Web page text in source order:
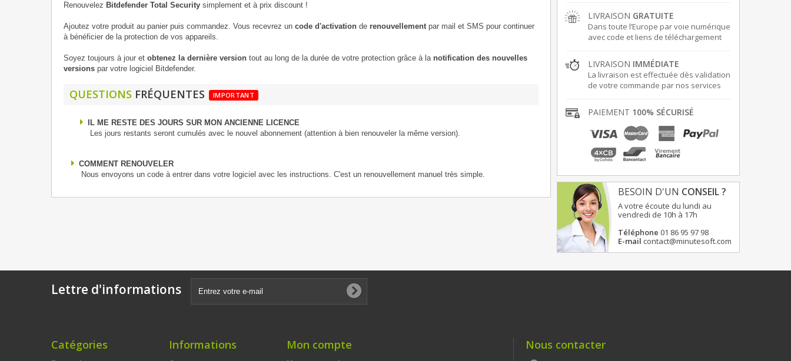
Renouvelez Bitdefender Total Security simplement et à prix discount !
Ajoutez votre produit au panier puis commandez. Vous recevrez un code d'activation de renouvellementpar mail et SMS pour continuer
à bénéficier de la protection de vos appareils.
Soyez toujours à jour et obtenez la dernière version tout au long de la durée de votre protection grâce à la notification des nouvelles
versions par votre logiciel Bitdefender.
QUESTIONS FRÉQUENTES IMPORTANT
IL ME RESTE DES JOURS SUR MON ANCIENNE LICENCE
Les jours restants seront cumulés avec le nouvel abonnement (attention à bien renouveler la même version).
COMMENT RENOUVELER
Nous envoyons un code à entrer dans votre logiciel avec les instructions. C'est un renouvellement manuel très simple.
LIVRAISON GRATUITE
Dans toute l’Europe par voie numérique
avec code et liens de téléchargement
LIVRAISON IMMÉDIATE
La livraison est effectuée dès validation
de votre commande par nos services
PAIEMENT 100% SÉCURISÉ
BESOIN D'UN CONSEIL ?
A votre écoute du lundi au
vendredi de 10h à 17h
Téléphone 01 86 95 97 98
E-mail contact@minutesoft.com
Lettre d'informations
Catégories Informations Mon compte Nous contacter